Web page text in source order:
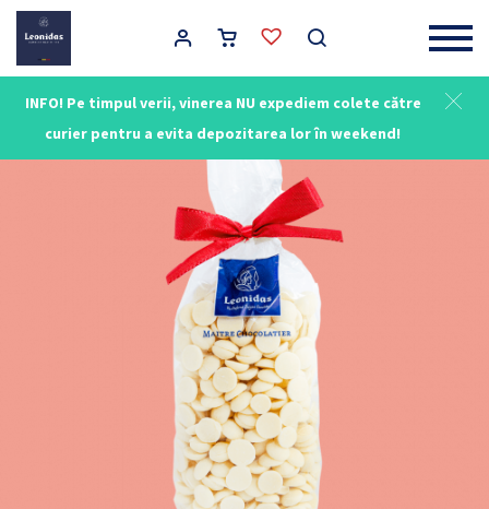
INFO! Pe timpul verii, vinerea NU expediem colete către
curier pentru a evita depozitarea lor în weekend!
Main Navigation